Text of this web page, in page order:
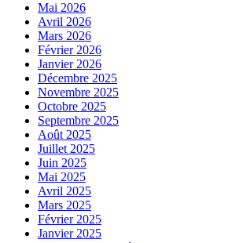
Mai 2026
Avril 2026
Mars 2026
Février 2026
Janvier 2026
Décembre 2025
Novembre 2025
Octobre 2025
Septembre 2025
Août 2025
Juillet 2025
Juin 2025
Mai 2025
Avril 2025
Mars 2025
Février 2025
Janvier 2025